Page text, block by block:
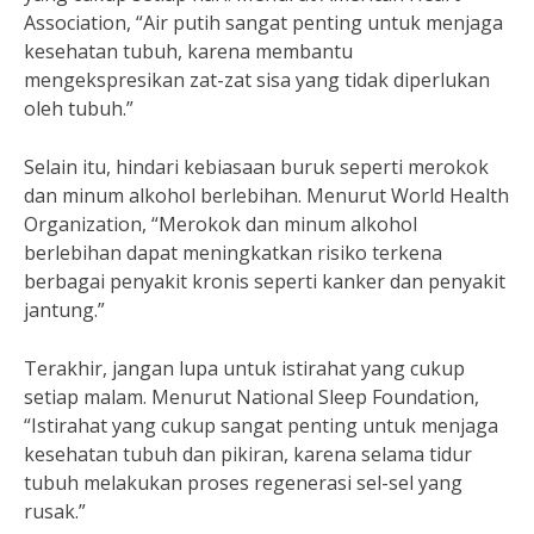
Association, “Air putih sangat penting untuk menjaga
kesehatan tubuh, karena membantu
mengekspresikan zat-zat sisa yang tidak diperlukan
oleh tubuh.”
Selain itu, hindari kebiasaan buruk seperti merokok
dan minum alkohol berlebihan. Menurut World Health
Organization, “Merokok dan minum alkohol
berlebihan dapat meningkatkan risiko terkena
berbagai penyakit kronis seperti kanker dan penyakit
jantung.”
Terakhir, jangan lupa untuk istirahat yang cukup
setiap malam. Menurut National Sleep Foundation,
“Istirahat yang cukup sangat penting untuk menjaga
kesehatan tubuh dan pikiran, karena selama tidur
tubuh melakukan proses regenerasi sel-sel yang
rusak.”